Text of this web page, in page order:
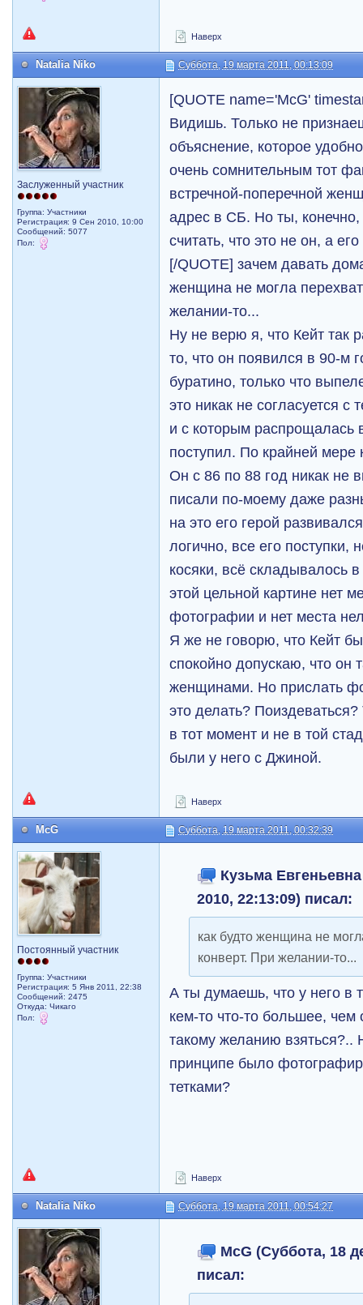
Наверх
Natalia Niko Суббота, 19 марта 2011, 00:13:09
Заслуженный участник
Группа: Участники
Регистрация: 9 Сен 2010, 10:00
Сообщений: 5077
Пол:
[QUOTE name='McG'
Видишь. Только не
объяснение, которое
очень сомнительным тот
встречной-поперечной
адрес в СБ. Но ты,
считать, что это не он, а
[/QUOTE] зачем давать
женщина не могла
желании-то...
Ну не верю я, что Кейт так
то, что он появился в 90-м
буратино, только что
это никак не согласуется с
и с которым распрощалась
поступил. По крайней мере
Он с 86 по 88 год никак не
писали по-моему даже
на это его герой
логично, все его поступки,
косяки, всё складывалось
этой цельной картине нет
фотографии и нет места
Я же не говорю, что Кейт
спокойно допускаю, что он
женщинами. Но прислать
это делать?
в тот момент и не в той
были у него с Джиной.
Наверх
McG Суббота, 19 марта 2011, 00:32:39
Постоянный участник
Группа: Участники
Регистрация: 5 Янв 2011, 22:38
Сообщений: 2475
Откуда: Чикаго
Пол:
Кузьма
2010, 22:13:09) писал:
как будто женщина не
конверт. При желании-то...
А ты думаешь, что у него в
кем-то что-то большее,
такому желанию взяться?..
принципе было
тетками?
Наверх
Natalia Niko Суббота, 19 марта 2011, 00:54:27
McG (Суббота, 18
писал: